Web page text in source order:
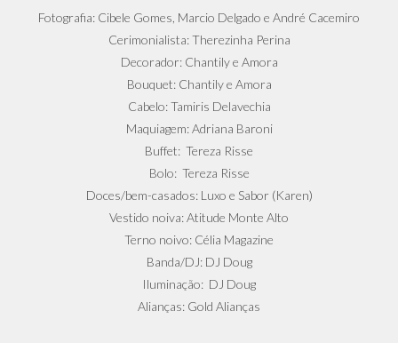
Fotografia: Cibele Gomes, Marcio Delgado e André Cacemiro
Cerimonialista: Therezinha Perina
Decorador: Chantily e Amora
Bouquet: Chantily e Amora
Cabelo: Tamiris Delavechia
Maquiagem: Adriana Baroni
Buffet: Tereza Risse
Bolo: Tereza Risse
Doces/bem-casados: Luxo e Sabor (Karen)
Vestido noiva: Atitude Monte Alto
Terno noivo: Célia Magazine
Banda/DJ: DJ Doug
Iluminação: DJ Doug
Alianças: Gold Alianças